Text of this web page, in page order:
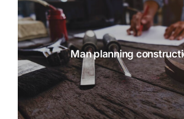
Man planning